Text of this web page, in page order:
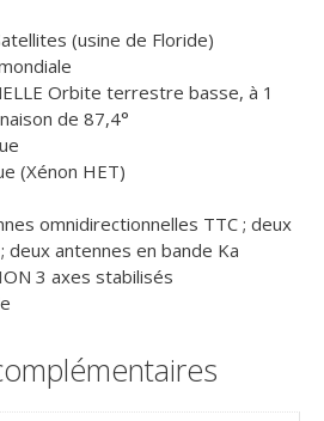
(usine de Floride)
Orbite terrestre basse, à 1
de 87,4°
(Xénon HET)
omnidirectionnelles TTC ; deux
deux antennes en bande Ka
3 axes stabilisés